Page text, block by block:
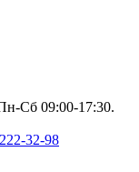
Сб 09:00-17:30.
32-98